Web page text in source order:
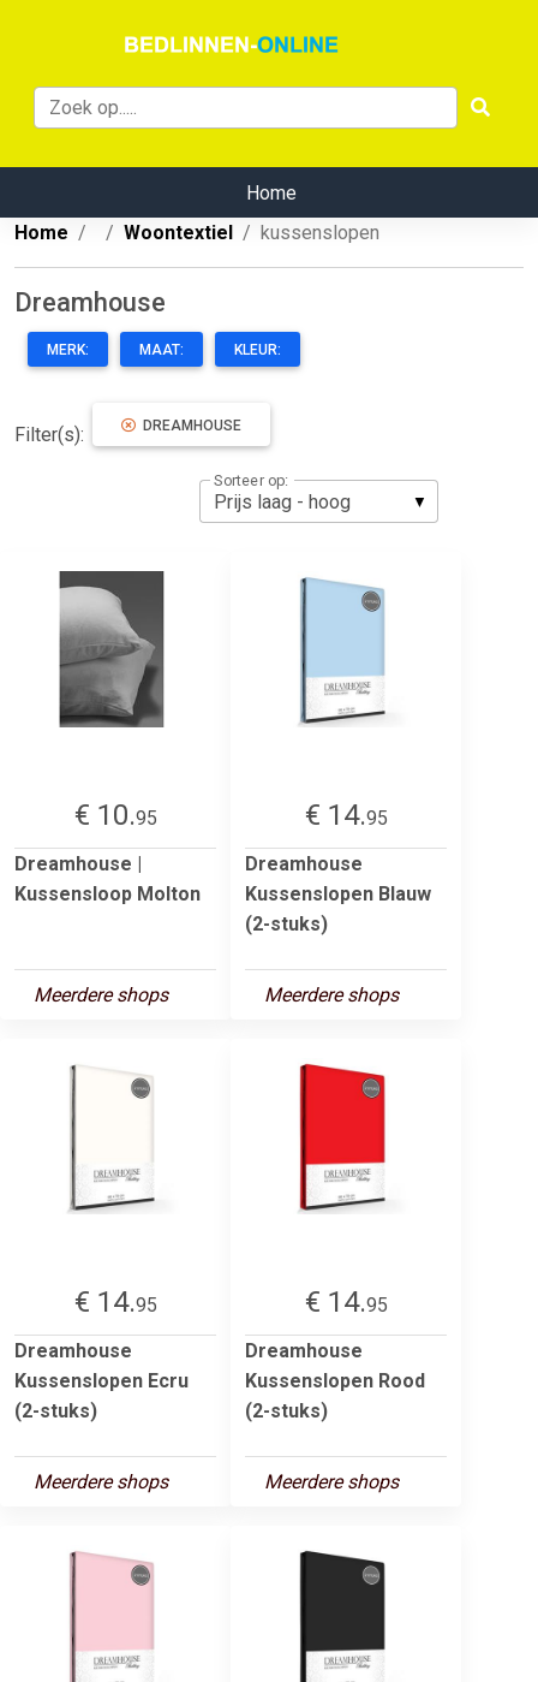
Home
Home
Woontextiel kussenslopen
Dreamhouse
MERK: MAAT: KLEUR:
Filter(s): DREAMHOUSE
Sorteer op:
€ 10.95
Dreamhouse |
Kussensloop Molton
Meerdere shops
€ 14.95
Dreamhouse
Kussenslopen Blauw
(2-stuks)
Meerdere shops
€ 14.95
Dreamhouse
Kussenslopen Ecru
(2-stuks)
Meerdere shops
€ 14.95
Dreamhouse
Kussenslopen Rood
(2-stuks)
Meerdere shops